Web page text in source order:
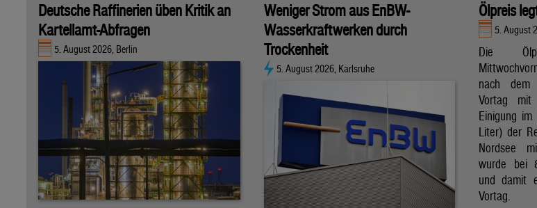
Deutsche Raffinerien üben Kritik an
Kartellamt-Abfragen
5. August 2026, Berlin
Weniger Strom aus EnBW-
Wasserkraftwerken durch
Trockenheit
5. August 2026, Karlsruhe
Ölpreis
5. August
Die
nach dem
Vortag
Einigung
Liter) der
Nordsee
wurde bei
und damit
Vortag.